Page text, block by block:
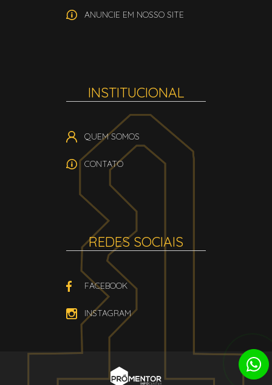
ANUNCIE EM NOSSO SITE
INSTITUCIONAL
QUEM SOMOS
CONTATO
REDES SOCIAIS
FACEBOOK
INSTAGRAM